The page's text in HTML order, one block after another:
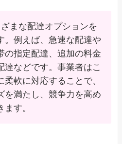
まな配達オプションを
。例えば、急速な配達や
の指定配達、追加の料金
達などです。事業者はこ
柔軟に対応することで、
を満たし、競争力を高め
す。